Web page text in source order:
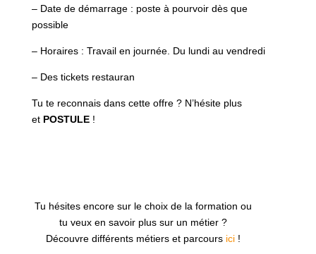
– Date de démarrage : poste à pourvoir dès que
possible
– Horaires : Travail en journée. Du lundi au vendredi
– Des tickets restauran
Tu te reconnais dans cette offre ? N’hésite plus
et POSTULE!
Tu hésites encore sur le choix de la formation ou
tu veux en savoir plus sur un métier ?
Découvre différents métiers et parcours ici!